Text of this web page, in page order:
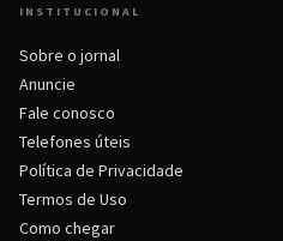
INSTITUCIONAL
Sobre o jornal
Anuncie
Fale conosco
Telefones úteis
Política de Privacidade
Termos de Uso
Como chegar